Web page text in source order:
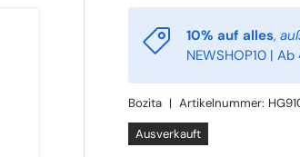
10% auf alles,
NEWSHOP10 |
Bozita |Artikelnummer:
Ausverkauft